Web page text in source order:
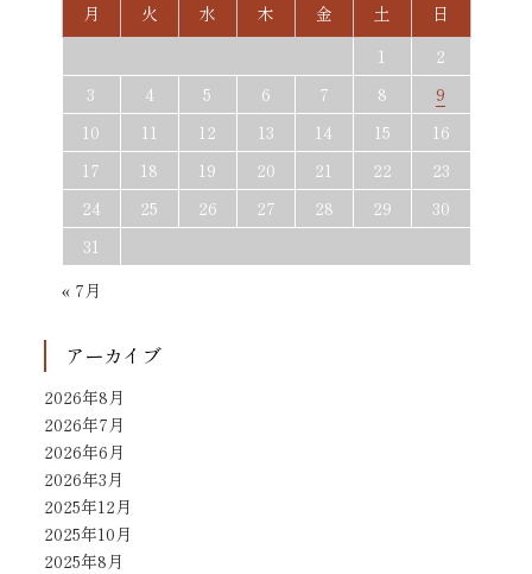
月
火 水 木 金 土
日
1
2
3
4 5 6 7 8
9
10
11 12 13 14 15
16
17
18 19 20 21 22
23
24
25 26 27 28 29
30
31
« 7月
アーカイブ
2026年8月
2026年7月
2026年6月
2026年3月
2025年12月
2025年10月
2025年8月